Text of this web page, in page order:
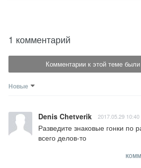
1 комментарий
Комментарии к этой теме
Новые
Denis Chetverik 2017.05.29 10:40
Разведите знаковые гонки по
всего делов-то